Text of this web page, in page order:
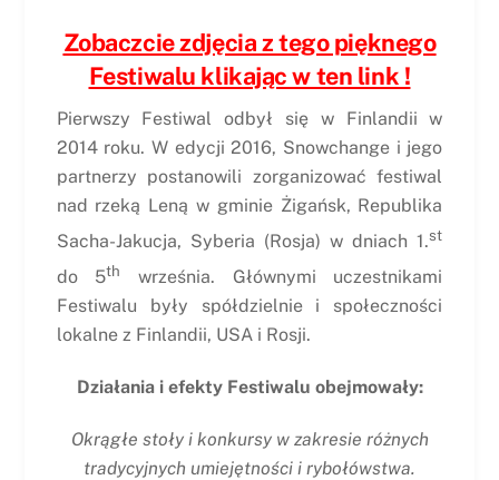
Zobaczcie zdjęcia z tego pięknego
Festiwalu klikając w ten link !
Pierwszy Festiwal odbył się w Finlandii w
2014 roku. W edycji 2016, Snowchange i jego
partnerzy postanowili zorganizować festiwal
nad rzeką Leną w gminie Żigańsk, Republika
Sacha-Jakucja, Syberia (Rosja) w dniach 1.st
do 5th
września. Głównymi uczestnikami
Festiwalu były spółdzielnie i społeczności
lokalne z Finlandii, USA i Rosji.
Działania i efekty Festiwalu obejmowały:
Okrągłe stoły i konkursy w zakresie różnych
tradycyjnych umiejętności i rybołówstwa.